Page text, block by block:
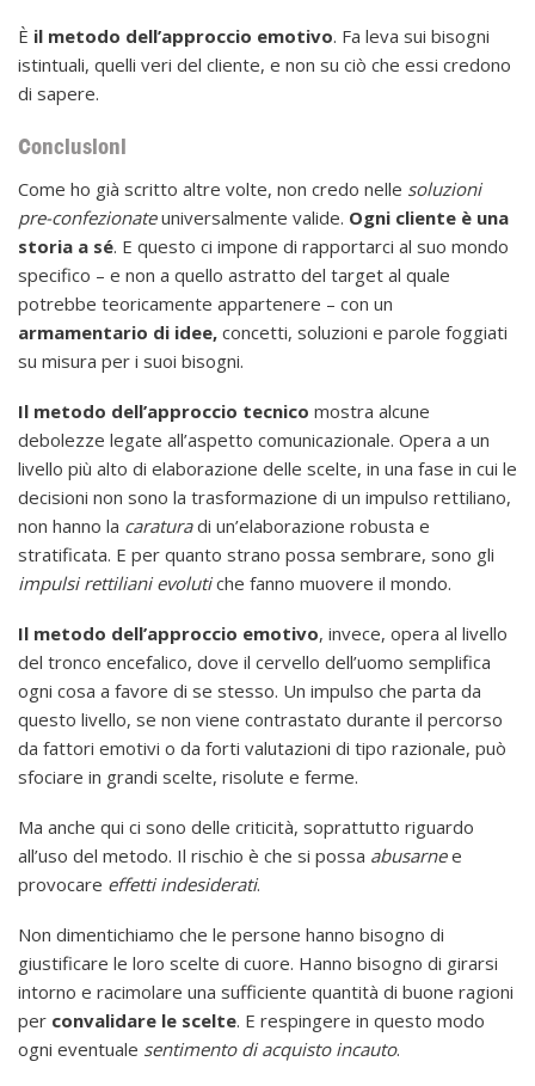
È il metodo dell’approccio emotivo. Fa leva sui bisogni
istintuali, quelli veri del cliente, e non su ciò che essi credono
di sapere.
Conclusioni
Come ho già scritto altre volte, non credo nelle soluzioni
pre-confezionateuniversalmente valide. Ogni cliente è una
storia a sé. E questo ci impone di rapportarci al suo mondo
specifico – e non a quello astratto del target al quale
potrebbe teoricamente appartenere – con un
armamentario di idee, concetti, soluzioni e parole foggiati
su misura per i suoi bisogni.
Il metodo dell’approccio tecnico mostra alcune
debolezze legate all’aspetto comunicazionale. Opera a un
livello più alto di elaborazione delle scelte, in una fase in cui le
decisioni non sono la trasformazione di un impulso rettiliano,
non hanno la caraturadi un’elaborazione robusta e
stratificata. E per quanto strano possa sembrare, sono gli
impulsi rettiliani evolutiche fanno muovere il mondo.
Il metodo dell’approccio emotivo, invece, opera al livello
del tronco encefalico, dove il cervello dell’uomo semplifica
ogni cosa a favore di se stesso. Un impulso che parta da
questo livello, se non viene contrastato durante il percorso
da fattori emotivi o da forti valutazioni di tipo razionale, può
sfociare in grandi scelte, risolute e ferme.
Ma anche qui ci sono delle criticità, soprattutto riguardo
all’uso del metodo. Il rischio è che si possa abusarnee
provocare effetti indesiderati.
Non dimentichiamo che le persone hanno bisogno di
giustificare le loro scelte di cuore. Hanno bisogno di girarsi
intorno e racimolare una sufficiente quantità di buone ragioni
per convalidare le scelte. E respingere in questo modo
ogni eventuale sentimento di acquisto incauto.